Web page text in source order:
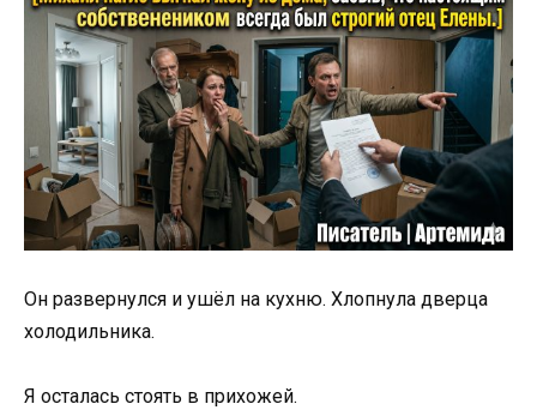
Он развернулся и ушёл на кухню. Хлопнула дверца
холодильника.
Я осталась стоять в прихожей.